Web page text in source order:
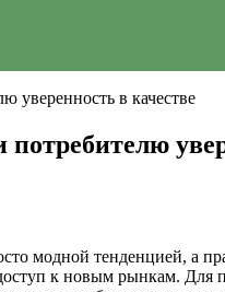
уверенность в качестве
модной тенденцией, а
к новым рынкам. Для